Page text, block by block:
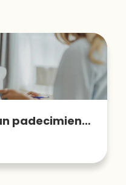
Trastorno bipolar, un padecimiento incomprendido